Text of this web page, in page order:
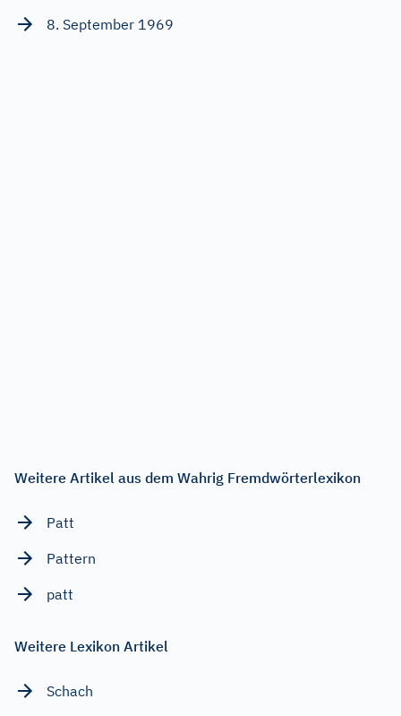
8. September 1969
Weitere Artikel aus dem Wahrig Fremdwörterlexikon
Patt
Pattern
patt
Weitere Lexikon Artikel
Schach